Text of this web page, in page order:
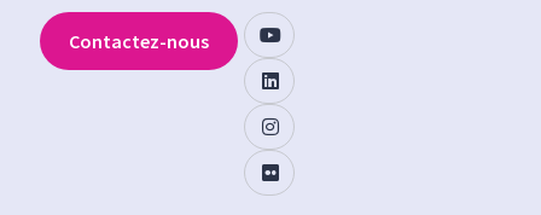
Contactez-nous